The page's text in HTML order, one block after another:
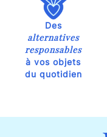
Des
alternatives
responsables
à vos objets
du quotidien